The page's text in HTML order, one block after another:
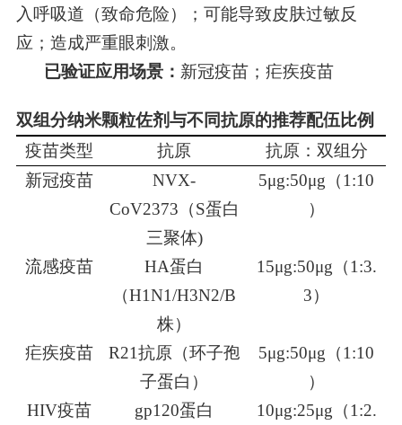
入呼吸道（致命危险）
； 可能导致皮肤过敏反
应 ； 造成严重眼刺激。
已验证应用场景： 新冠疫苗；疟疾疫苗
双组分纳米颗粒佐剂与不同抗原的推荐配伍比例
疫苗类型
抗原 抗原： 双组分
新冠疫苗
NVX-
CoV2373（S蛋白
三聚体)
5μg:50μg（1:10
）
流感疫苗
HA蛋白
（H1N1/H3N2/B
株）
15μg:50μg（1:3.
3）
疟疾疫苗
R21抗原（环子孢
子蛋白）
5μg:50μg（1:10
）
HIV疫苗
gp120蛋白
10μg:25μg（1:2.